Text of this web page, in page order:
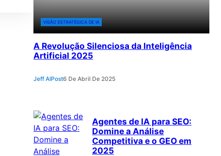
VISÃO ESTRATÉGICA DE IA
A Revolução Silenciosa da Inteligência
Artificial 2025
Jeff AIPost6 De Abril De 2025
Agentes de IA para SEO:
Domine a Análise
Competitiva e o GEO em
2025